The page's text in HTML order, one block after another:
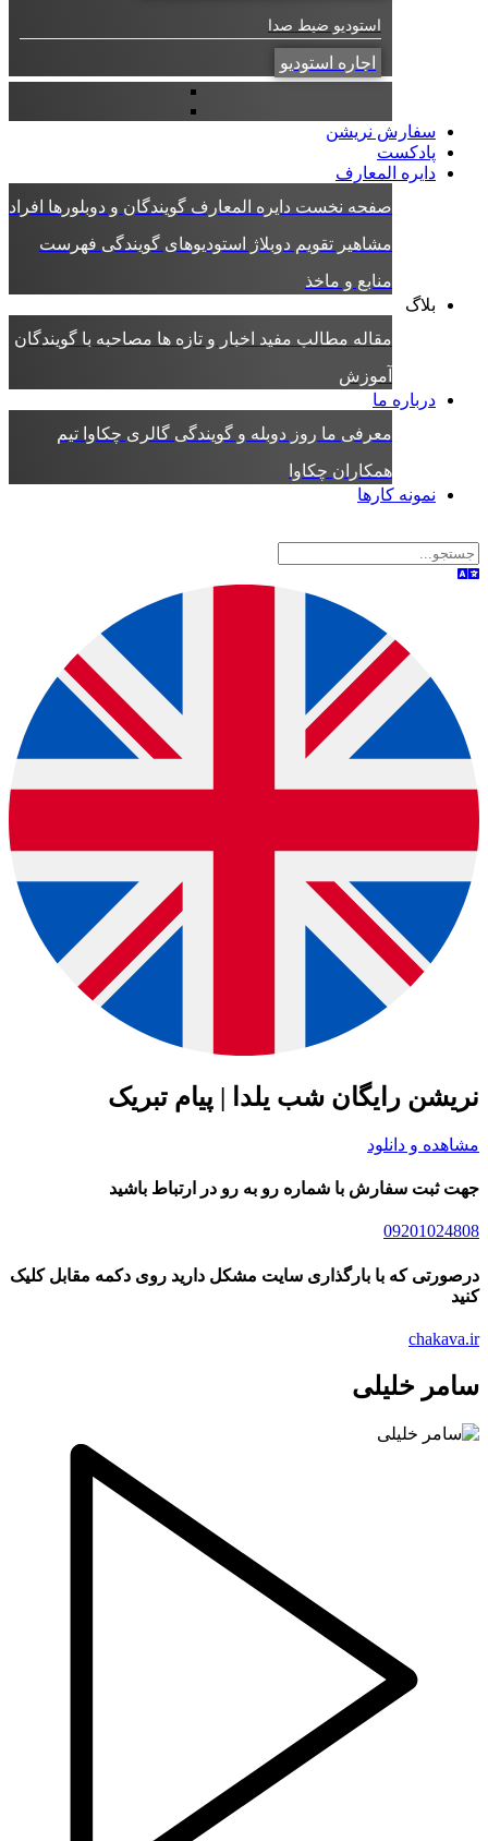
استودیو ضبط صدا
اجاره استودیو
سفارش نریشن
پادکست
دایره المعارف
صفحه نخست دایره المعارفگویندگان و دوبلورهاافراد
مشاهیرتقویم دوبلاژاستودیوهای گویندگیفهرست
منابع و ماخذ
بلاگ
مقالهمطالب مفیداخبار و تازه ها مصاحبه با گویندگان
آموزش
درباره ما
معرفی ماروز دوبله و گویندگیگالری چکاواتیم
همکاران چکاوا
نمونه کارها
رایگان شب یلدا | پیام تبریک
و دانلود
ثبت سفارش با شماره رو به رو در ارتباط باشید
که با بارگذاری سایت مشکل دارید روی دکمه مقابل کلیک
خلیلی